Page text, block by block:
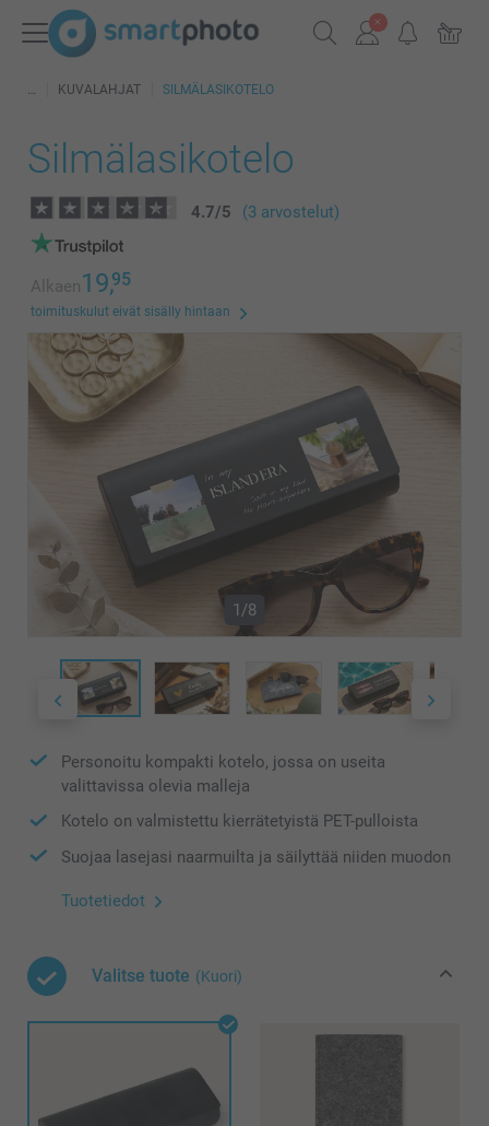
KUVALAHJAT SILMÄLASIKOTELO
Silmälasikotelo
4.7/5 (3 arvostelut)
Alkaen19,95
toimituskulut eivät sisälly hintaan
1/8
Personoitu kompakti kotelo, jossa on useita
valittavissa olevia malleja
Kotelo on valmistettu kierrätetyistä PET-pulloista
Suojaa lasejasi naarmuilta ja säilyttää niiden muodon
Tuotetiedot
Valitse tuote (Kuori)